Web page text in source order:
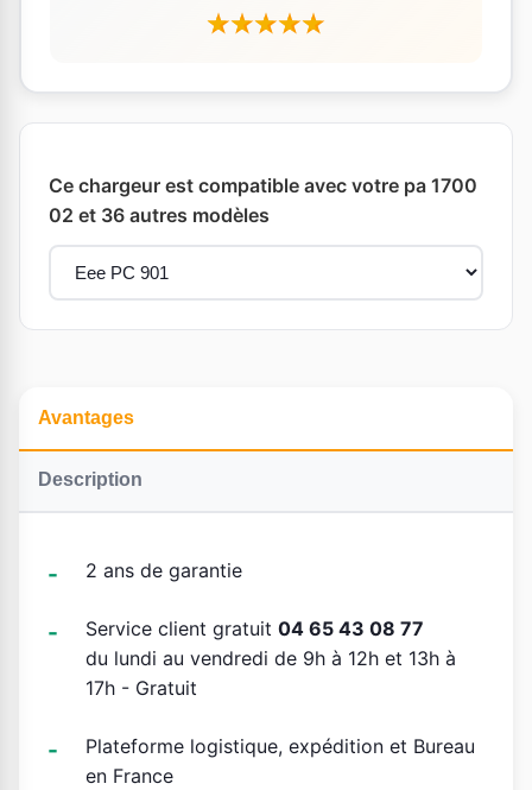
Ce chargeur est compatible avec votre pa 1700
02 et 36 autres modèles
Avantages
Description
2 ans de garantie
Service client gratuit 04 65 43 08 77
du lundi au vendredi de 9h à 12h et 13h à
17h - Gratuit
Plateforme logistique, expédition et Bureau
en France